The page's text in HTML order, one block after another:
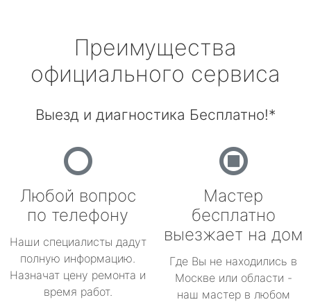
Преимущества
официального сервиса
Выезд и диагностика Бесплатно!*
Любой вопрос
по телефону
Наши специалисты дадут
полную информацию.
Назначат цену ремонта и
время работ.
Мастер
бесплатно
выезжает на дом
Где Вы не находились в
Москве или области -
наш мастер в любом